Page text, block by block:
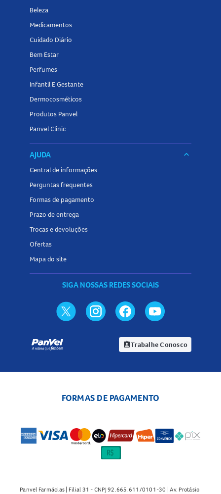
Beleza
Medicamentos
Cuidado Diário
Bem Estar
Perfumes
Infantil E Gestante
Dermocosméticos
Produtos Panvel
Panvel Clinic
AJUDA keyboard_arrow_down
Central de informações
Perguntas frequentes
Formas de pagamento
Prazo de entrega
Trocas e devoluções
Ofertas
Mapa do site
SIGA NOSSAS REDES SOCIAIS
assignment_indTrabalhe Conosco
FORMAS DE PAGAMENTO
Panvel Farmácias | Filial 31 - CNPJ 92.665.611/0101-30 | Av. Protásio